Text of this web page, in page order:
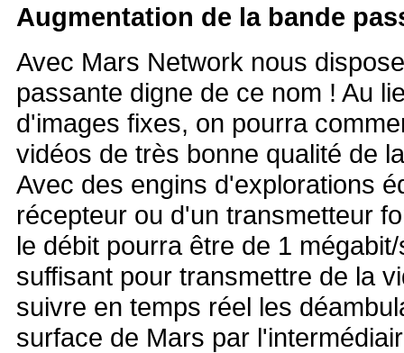
Augmentation de la bande
Avec Mars Network nous
passante digne de ce nom ! Au
d'images fixes, on pourra
vidéos de très bonne qualité de
Avec des engins d'explorations
récepteur ou d'un transmetteur
le débit pourra être de 1
suffisant pour transmettre de la
suivre en temps réel les
surface de Mars par